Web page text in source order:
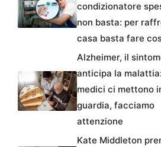
condizionatore
non basta: per
casa basta fare
Alzheimer, il
anticipa la
medici ci mettono
guardia, facciamo
attenzione
Kate Middleton